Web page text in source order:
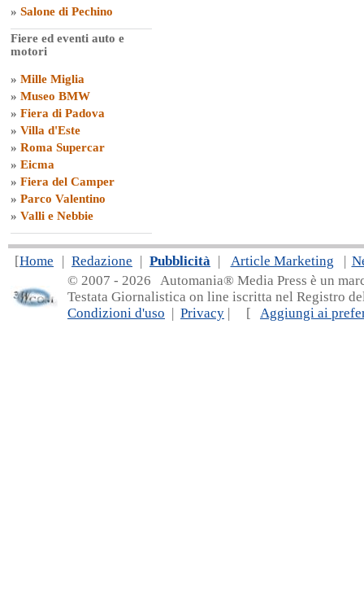
» Salone di Pechino
Fiere ed eventi auto e
motori
» Mille Miglia
» Museo BMW
» Fiera di Padova
» Villa d'Este
» Roma Supercar
» Eicma
» Fiera del Camper
» Parco Valentino
» Valli e Nebbie
[Home | Redazione | Pubblicità | Article Marketing |
© 2007 - 2026 Automania® Media Press è un
Testata Giornalistica on line iscritta nel Registro
Condizioni d'uso | Privacy | [ Aggiungi ai